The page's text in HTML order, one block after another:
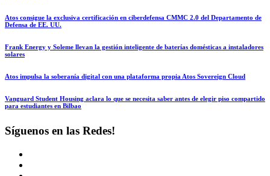
Atos consigue la exclusiva certificación en ciberdefensa CMMC 2.0 del Departamento de
Defensa de EE. UU.
Frank Energy y Soleme llevan la gestión inteligente de baterías domésticas a instaladores
solares
Atos impulsa la soberanía digital con una plataforma propia Atos Sovereign Cloud
Vanguard Student Housing aclara lo que se necesita saber antes de elegir piso compartido
para estudiantes en Bilbao
Síguenos en las Redes!